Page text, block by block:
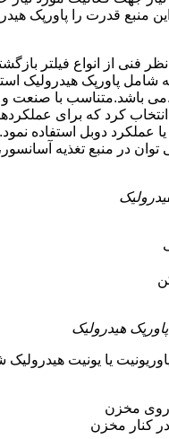
منبع قدرت را پاورپک
نظر فنی از انواع فیلتر
پاورپک هیدرولیک
باشد.متناسب با صنعت
انتخاب کرد که برای
عملکرد دوبل استفاده
در منبع تغذیه
هیدرولیک
یا یونیت هیدرولیک
روی مخزن
کنار مخزن